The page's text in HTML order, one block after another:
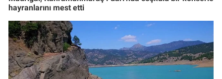
hayranlarını mest etti